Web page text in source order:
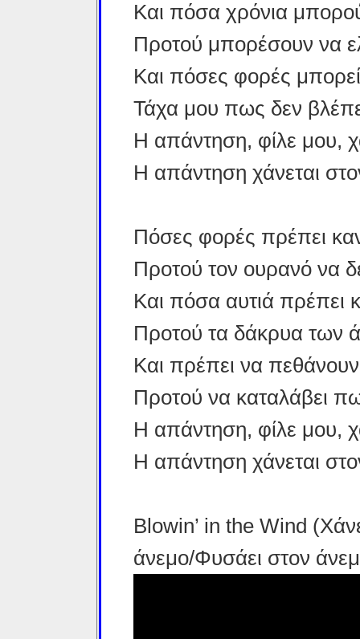
Και πόσα χρόνια
Προτού μπορέσουν να
Και πόσες φορές μπορεί
Τάχα μου πως δεν
Η απάντηση, φίλε μου,
Η απάντηση χάνεται
Πόσες φορές πρέπει
Προτού τον ουρανό να
Και πόσα αυτιά πρέπει
Προτού τα δάκρυα των
Και πρέπει να
Προτού να καταλάβει
Η απάντηση, φίλε μου,
Η απάντηση χάνεται
Blowin’ in the Wind
άνεμο/Φυσάει στον